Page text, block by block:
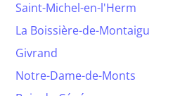
Saint-Michel-en-l'Herm
La Boissière-de-Montaigu
Givrand
Notre-Dame-de-Monts